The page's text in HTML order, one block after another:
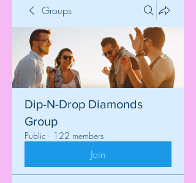
Groups
Dip-N-Drop Diamonds
Group
Public · 122 members
Join